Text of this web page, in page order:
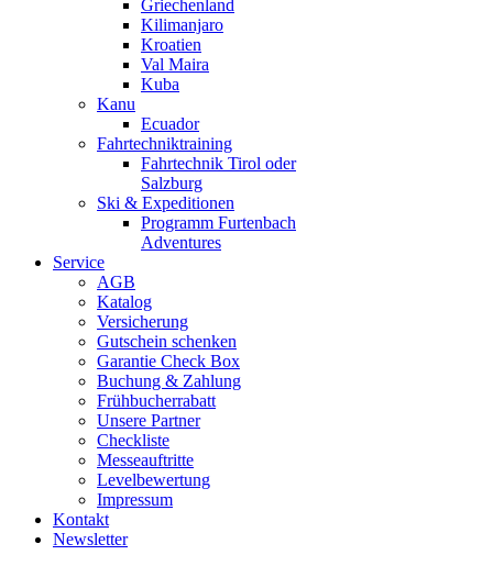
Griechenland
Kilimanjaro
Kroatien
Val Maira
Kuba
Kanu
Ecuador
Fahrtechniktraining
Fahrtechnik Tirol oder
Salzburg
Ski & Expeditionen
Programm Furtenbach
Adventures
Service
AGB
Katalog
Versicherung
Gutschein schenken
Garantie Check Box
Buchung & Zahlung
Frühbucherrabatt
Unsere Partner
Checkliste
Messeauftritte
Levelbewertung
Impressum
Kontakt
Newsletter